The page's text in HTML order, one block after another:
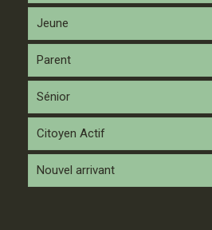
Jeune
Parent
Sénior
Citoyen Actif
Nouvel arrivant